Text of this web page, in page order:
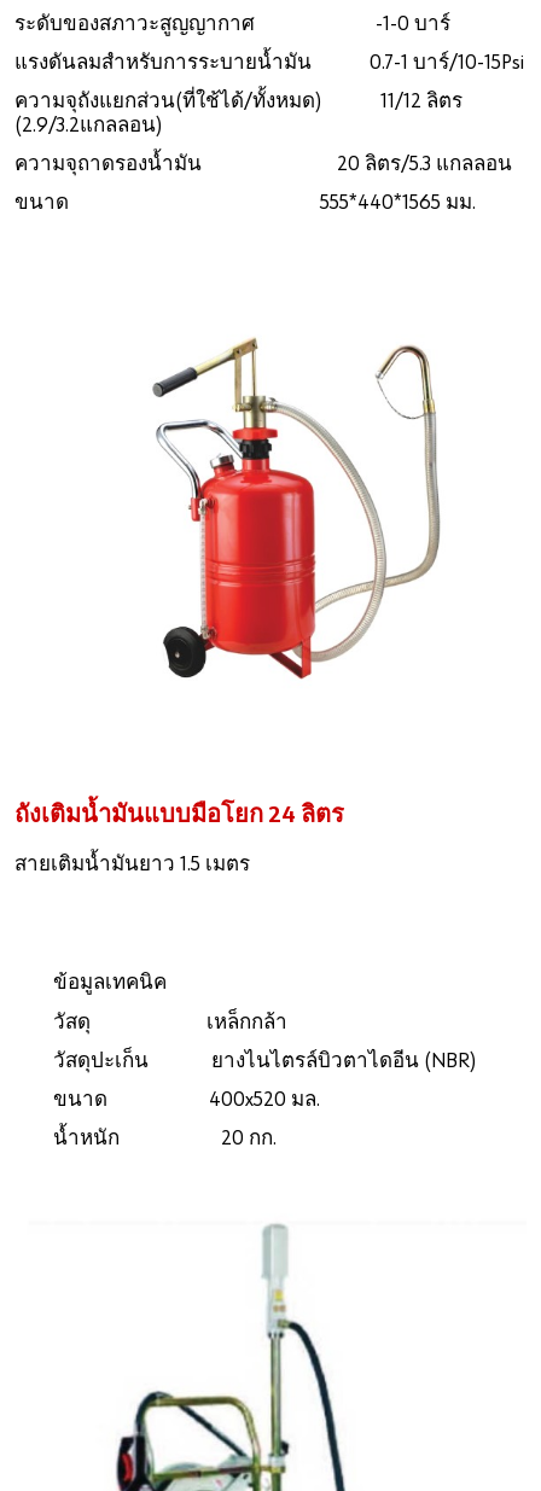
ระดับของสภาวะสูญญากาศ -1-0 บาร์
แรงดันลมสำหรับการระบายน้ำมัน 0.7-1 บาร์/10-15Psi
ความจุถังแยกส่วน(ที่ใช้ได้/ทั้งหมด) 11/12 ลิตร
(2.9/3.2แกลลอน)
ความจุถาดรองน้ำมัน 20 ลิตร/5.3 แกลลอน
ขนาด 555*440*1565 มม.
ถังเติมน้ำมันแบบมือโยก 24 ลิตร
สายเติมน้ำมันยาว 1.5 เมตร
ข้อมูลเทคนิค
วัสดุ เหล็กกล้า
วัสดุปะเก็น ยางไนไตรล์บิวตาไดอีน (NBR)
ขนาด 400x520 มล.
น้ำหนัก 20 กก.